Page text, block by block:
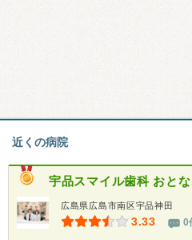
近くの病院
宇品スマイル歯科 おと
広島県広島市南区宇品神田
3.33 0